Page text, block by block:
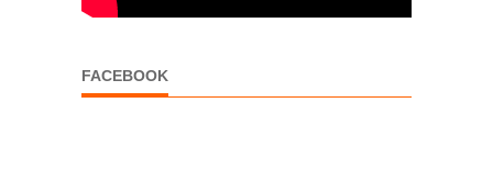
FACEBOOK